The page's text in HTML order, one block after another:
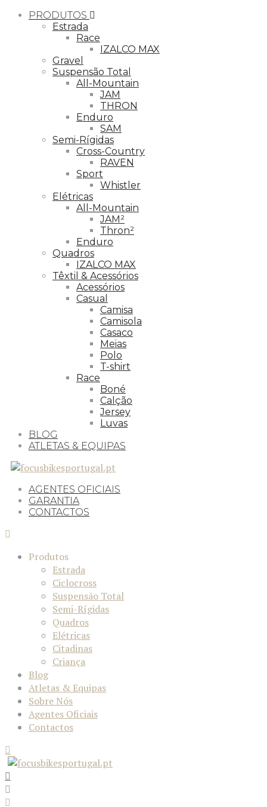
PRODUTOS
Estrada
Race
IZALCO MAX
Gravel
Suspensão Total
All-Mountain
JAM
THRON
Enduro
SAM
Semi-Rígidas
Cross-Country
RAVEN
Sport
Whistler
Elétricas
All-Mountain
JAM²
Thron²
Enduro
Quadros
IZALCO MAX
Têxtil & Acessórios
Acessórios
Casual
Camisa
Camisola
Casaco
Meias
Polo
T-shirt
Race
Boné
Calção
Jersey
Luvas
BLOG
ATLETAS & EQUIPAS
AGENTES OFICIAIS
GARANTIA
CONTACTOS
Produtos
Estrada
Ciclocross
Suspensão Total
Semi-Rígidas
Quadros
Elétricas
Citadinas
Criança
Blog
Atletas & Equipas
Sobre Nós
Agentes Oficiais
Contactos